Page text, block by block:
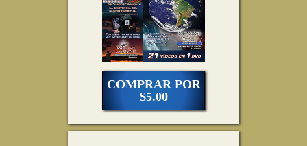
COMPRAR POR
$5.00